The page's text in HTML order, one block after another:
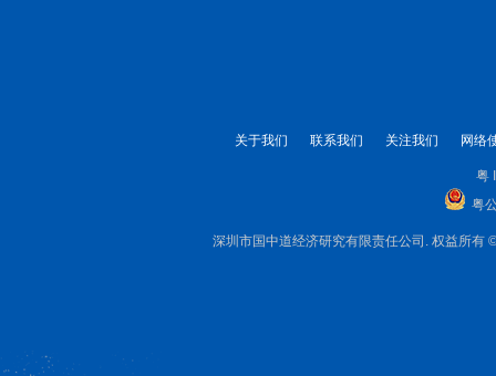
关于我们 联系我们 关注我们 网络
粤
粤
深圳市国中道经济研究有限责任公司. 权益所